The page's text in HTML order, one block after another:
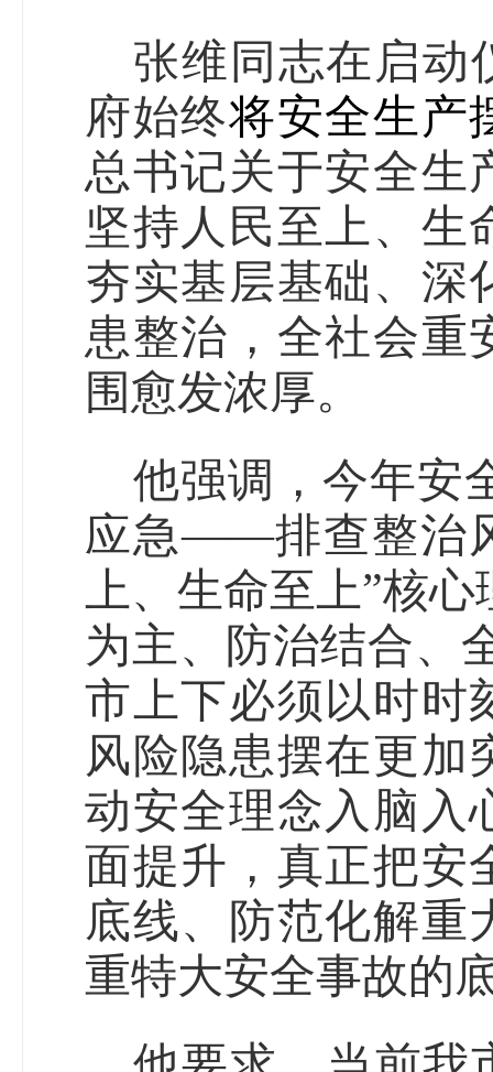
张维同志在启动
府始终将安全生产
总书记关于安全生
坚持人民至上、生
夯实基层基础、深
患整治，全社会重
围愈发浓厚。
他强调，今年安
应急——排查整治
上、生命至上”核心
为主、防治结合、
市上下必须以时时
风险隐患摆在更加
动安全理念入脑入
面提升，真正把安
底线、防范化解重
重特大安全事故的